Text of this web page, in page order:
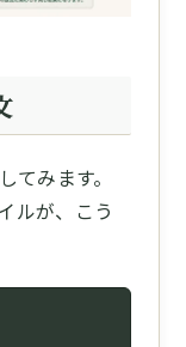
てみます。
ルが、こう